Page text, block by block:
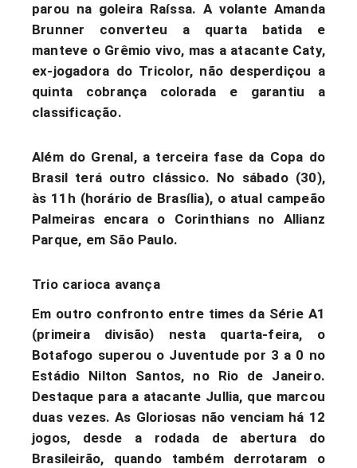
parou na goleira Raíssa. A volante Amanda
Brunner converteu a quarta batida e
manteve o Grêmio vivo, mas a atacante Caty,
ex-jogadora do Tricolor, não desperdiçou a
quinta cobrança colorada e garantiu a
classificação.
Além do Grenal, a terceira fase da Copa do
Brasil terá outro clássico. No sábado (30),
às 11h (horário de Brasília), o atual campeão
Palmeiras encara o Corinthians no Allianz
Parque, em São Paulo.
Trio carioca avança
Em outro confronto entre times da Série A1
(primeira divisão) nesta quarta-feira, o
Botafogo superou o Juventude por 3 a 0 no
Estádio Nilton Santos, no Rio de Janeiro.
Destaque para a atacante Jullia, que marcou
duas vezes. As Gloriosas não venciam há 12
jogos, desde a rodada de abertura do
Brasileirão, quando também derrotaram o